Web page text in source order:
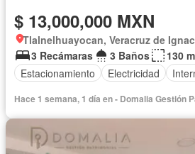
$ 13,000,000 MXN
Tlalnelhuayocan, Veracruz de
3 Recámaras
3 Baños
130
Estacionamiento
Electricidad
Hace 1 semana, 1 día en - Domalia Gestión